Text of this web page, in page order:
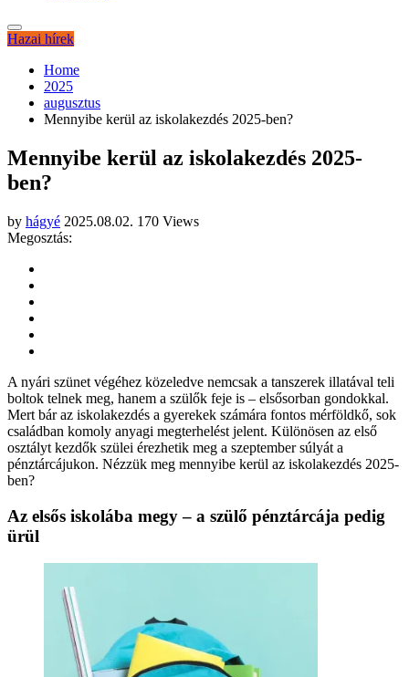
Hazai hírek
Home
2025
augusztus
Mennyibe kerül az iskolakezdés 2025-ben?
Mennyibe kerül az iskolakezdés 2025-
ben?
by hágyé 2025.08.02. 170 Views
Megosztás:
A nyári szünet végéhez közeledve nemcsak a tanszerek illatával teli
boltok telnek meg, hanem a szülők feje is – elsősorban gondokkal.
Mert bár az iskolakezdés a gyerekek számára fontos mérföldkő, sok
családban komoly anyagi megterhelést jelent. Különösen az első
osztályt kezdők szülei érezhetik meg a szeptember súlyát a
pénztárcájukon. Nézzük meg mennyibe kerül az iskolakezdés 2025-
ben?
Az elsős iskolába megy – a szülő pénztárcája pedig
ürül